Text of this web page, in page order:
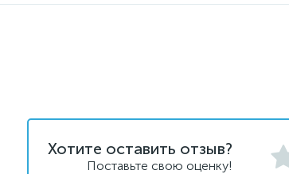
Хотите оставить отзыв?
Поставьте свою оценку!